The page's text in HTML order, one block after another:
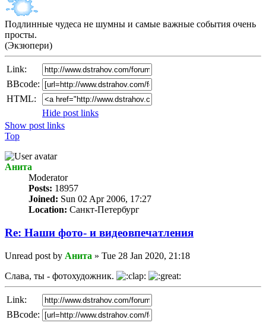
Подлинные чудеса не шумны и самые важные события очень
просты.
(Экзюпери)
Link:
BBcode:
HTML:
Hide post links
Show post links
Top
Анита
Мoderator
Posts: 18957
Joined: Sun 02 Apr 2006, 17:27
Location: Санкт-Петербург
Re: Наши фото- и видеовпечатления
Unread post by Анита » Tue 28 Jan 2020, 21:18
Слава, ты - фотохудожник.
Link:
BBcode: